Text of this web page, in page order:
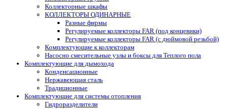
Коллекторные шкафы
КОЛЛЕКТОРЫ ОДИНАРНЫЕ
Разные фирмы
Регулируемые коллекторы FAR (под концевики)
Регулируемые коллекторы FAR (с дюймовой резьбой)
Комплектующие к коллекторам
Насосно смесительные узлы и боксы для Теплого пола
Комплектующие для дымохода
Конденсационные
Нержавеющая сталь
Традиционные
Комплектующие для системы отопления
Гидроразделители